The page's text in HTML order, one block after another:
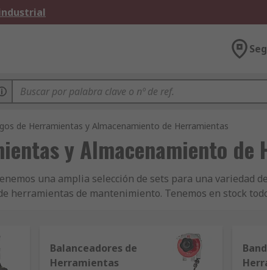
de Herramientas y Almacenamiento de Herramientas
y Almacenamiento de
una amplia selección de sets para una variedad
herramientas de mantenimiento. Tenemos en stock
Balanceadores de
Herramientas